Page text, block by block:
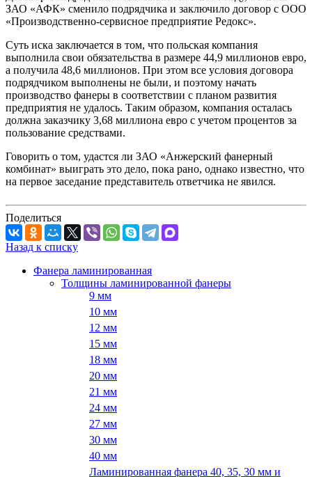
ЗАО «АФК» сменило подрядчика и заключило договор с ООО
«Производственно-сервисное предприятие Редокс».
Суть иска заключается в том, что польская компания
выполнила свои обязательства в размере 44,9 миллионов евро,
а получила 48,6 миллионов. При этом все условия договора
подрядчиком выполнены не были, и поэтому начать
производство фанеры в соответствии с планом развития
предприятия не удалось. Таким образом, компания осталась
должна заказчику 3,68 миллиона евро с учетом процентов за
пользование средствами.
Говорить о том, удастся ли ЗАО «Анжерский фанерный
комбинат» выиграть это дело, пока рано, однако известно, что
на первое заседание представитель ответчика не явился.
Поделиться
Назад к списку
Фанера ламинированная
Толщины ламинированной фанеры
9 мм
10 мм
12 мм
15 мм
18 мм
20 мм
21 мм
24 мм
27 мм
30 мм
40 мм
Ламинированная фанера 40, 35, 30 мм и